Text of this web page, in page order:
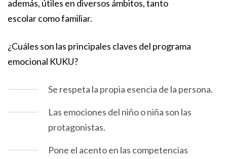
además, útiles en diversos ámbitos, tanto
escolar como familiar.
¿Cuáles son las principales claves del programa
emocional KUKU?
Se respeta la propia esencia de la persona.
Las emociones del niño o niña son las
protagonistas.
Pone el acento en las competencias